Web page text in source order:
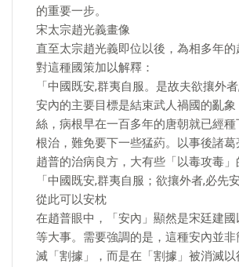
的重要一步。
宋太宗趙光義畫像
直至太宗趙光義即位以後，為相多年
對這種國策加以解釋：
「中國既安,群夷自服。是故夫欲攘外者
安內的主要目標是結束武人禍國的亂
絲，病根早在一百多年的唐朝就已經
根治，難免要下一些猛葯。以事後諸
趙普的治病良方，大有些「以毒攻毒」
「中國既安,群夷自服；欲攘外者,必先
從此可以安枕
在趙普眼中，「安內」顯然是宋廷建
等大事。需要強調的是，這種安內並
滅「割據」，而是在「割據」被消滅